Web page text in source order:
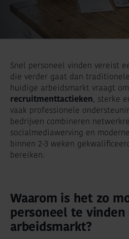
Snel personeel vinden vereist
die verder gaat dan
huidige arbeidsmarkt vraagt om
recruitmenttactieken, sterke
vaak professionele
bedrijven combineren
socialmediawerving en
binnen 2-3 weken
bereiken.
Waarom is het zo
personeel te
arbeidsmarkt?